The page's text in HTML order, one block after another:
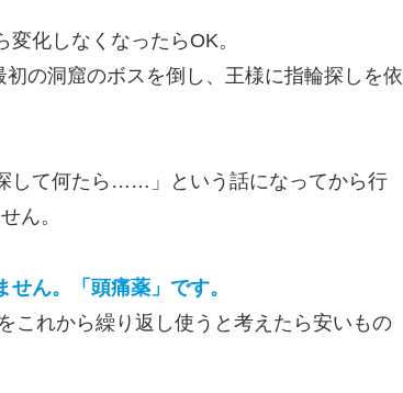
化しなくなったらOK。
の洞窟のボスを倒し、王様に指輪探しを依
して何たら……」という話になってから行
ん。
ん。「頭痛薬」です。
これから繰り返し使うと考えたら安いもの